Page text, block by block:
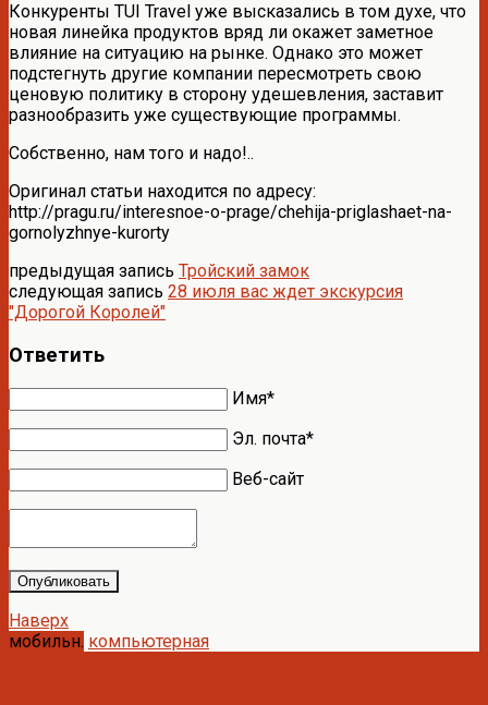
Конкуренты TUI Travel уже высказались в том духе, что
новая линейка продуктов вряд ли окажет заметное
влияние на ситуацию на рынке. Однако это может
подстегнуть другие компании пересмотреть свою
ценовую политику в сторону удешевления, заставит
разнообразить уже существующие программы.
Собственно, нам того и надо!..
Оригинал статьи находится по адресу:
http://pragu.ru/interesnoe-o-prage/chehija-priglashaet-na-
gornolyzhnye-kurorty
предыдущая запись Тройский замок
следующая запись 28 июля вас ждет экскурсия
"Дорогой Королей"
Ответить
Имя*
Эл. почта*
Веб-сайт
Опубликовать
Наверх
мобильн. компьютерная